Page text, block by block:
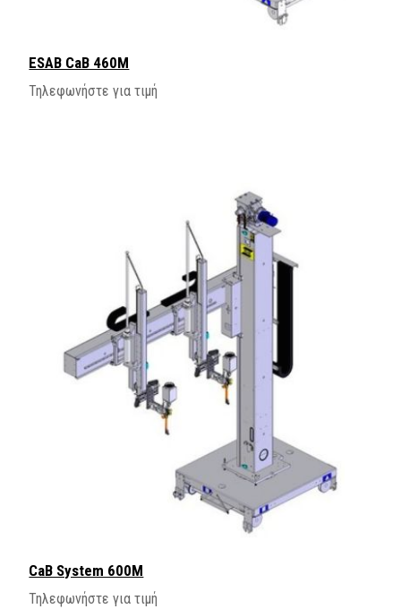
ESAB CaB 460M
Τηλεφωνήστε για τιμή
CaB System 600M
Τηλεφωνήστε για τιμή